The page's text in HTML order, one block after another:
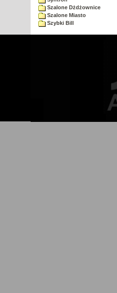
Szalone Dżdżownice
Szalone Miasto
Szybki Bill